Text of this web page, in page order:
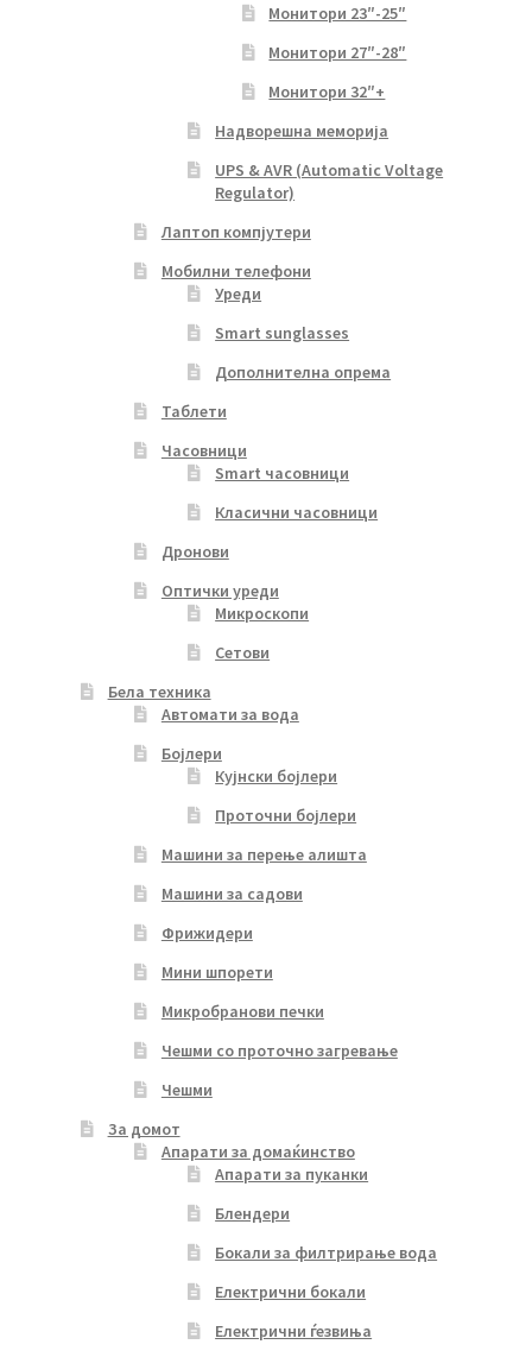
Монитори 23″-25″
Монитори 27″-28″
Монитори 32″+
Надворешна меморија
UPS & AVR (Automatic Voltage
Regulator)
Лаптоп компјутери
Мобилни телефони
Уреди
Smart sunglasses
Дополнителна опрема
Таблети
Часовници
Smart часовници
Класични часовници
Дронови
Оптички уреди
Микроскопи
Сетови
Бела техника
Автомати за вода
Бојлери
Кујнски бојлери
Проточни бојлери
Машини за перење алишта
Машини за садови
Фрижидери
Мини шпорети
Микробранови печки
Чешми со проточно загревање
Чешми
За домот
Апарати за домаќинство
Апарати за пуканки
Блендери
Бокали за филтрирање вода
Електрични бокали
Електрични ѓезвиња